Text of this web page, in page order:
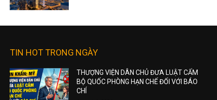
TIN HOT TRONG NGÀY
THƯỢNG VIỆN DÂN CHỦ ĐƯA LUẬT CẤM
BỘ QUỐC PHÒNG HẠN CHẾ ĐỐI VỚI BÁO
CHÍ